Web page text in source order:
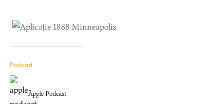
Podcast
Apple Podcast